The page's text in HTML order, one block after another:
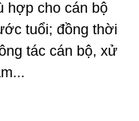
hợp cho cán bộ
tuổi; đồng thời
tác cán bộ, xử